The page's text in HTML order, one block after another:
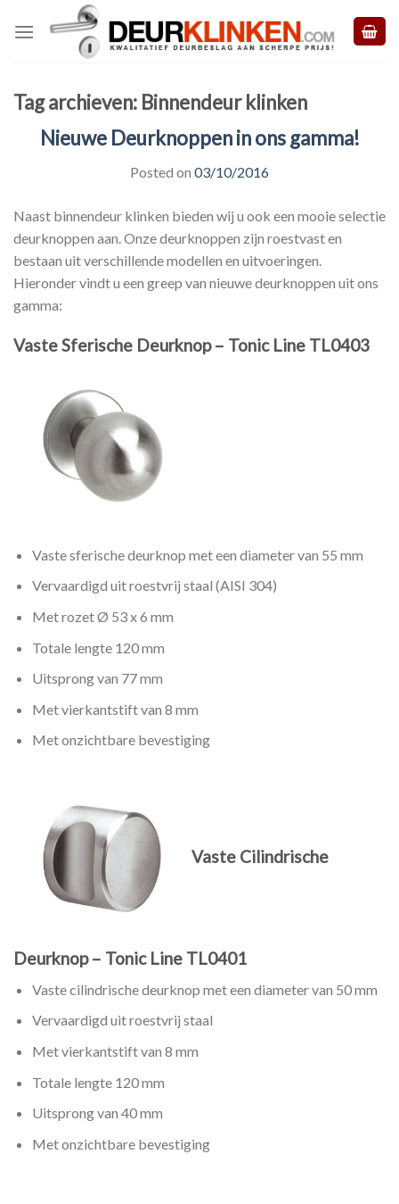
Tag archieven: Binnendeur klinken
Nieuwe Deurknoppen in ons gamma!
Posted on 03/10/2016
Naast binnendeur klinken bieden wij u ook een mooie selectie
deurknoppen aan. Onze deurknoppen zijn roestvast en
bestaan uit verschillende modellen en uitvoeringen.
Hieronder vindt u een greep van nieuwe deurknoppen uit ons
gamma:
Vaste Sferische Deurknop – Tonic Line TL0403
Vaste sferische deurknop met een diameter van 55 mm
Vervaardigd uit roestvrij staal (AISI 304)
Met rozet Ø 53 x 6 mm
Totale lengte 120 mm
Uitsprong van 77 mm
Met vierkantstift van 8 mm
Met onzichtbare bevestiging
Vaste Cilindrische
Deurknop – Tonic Line TL0401
Vaste cilindrische deurknop met een diameter van 50 mm
Vervaardigd uit roestvrij staal
Met vierkantstift van 8 mm
Totale lengte 120 mm
Uitsprong van 40 mm
Met onzichtbare bevestiging